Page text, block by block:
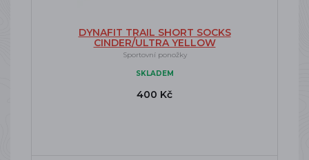
DYNAFIT TRAIL SHORT SOCKS
CINDER/ULTRA YELLOW
Sportovní ponožky
SKLADEM
400 Kč